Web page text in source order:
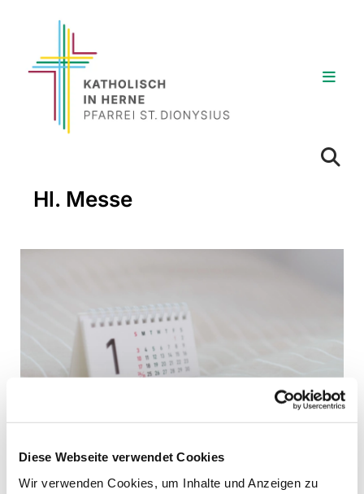
Diese Webseite verwendet Cookies
Wir verwenden Cookies, um Inhalte und Anzeigen zu
Hl. Messe